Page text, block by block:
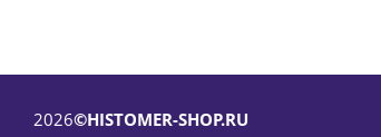
2026©HISTOMER-SHOP.RU